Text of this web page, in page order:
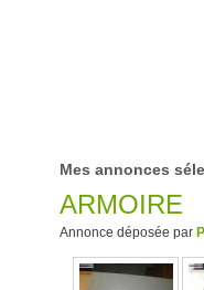
Mes annonces
ARMOIRE
Annonce déposée par